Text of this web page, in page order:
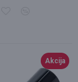
Akcija